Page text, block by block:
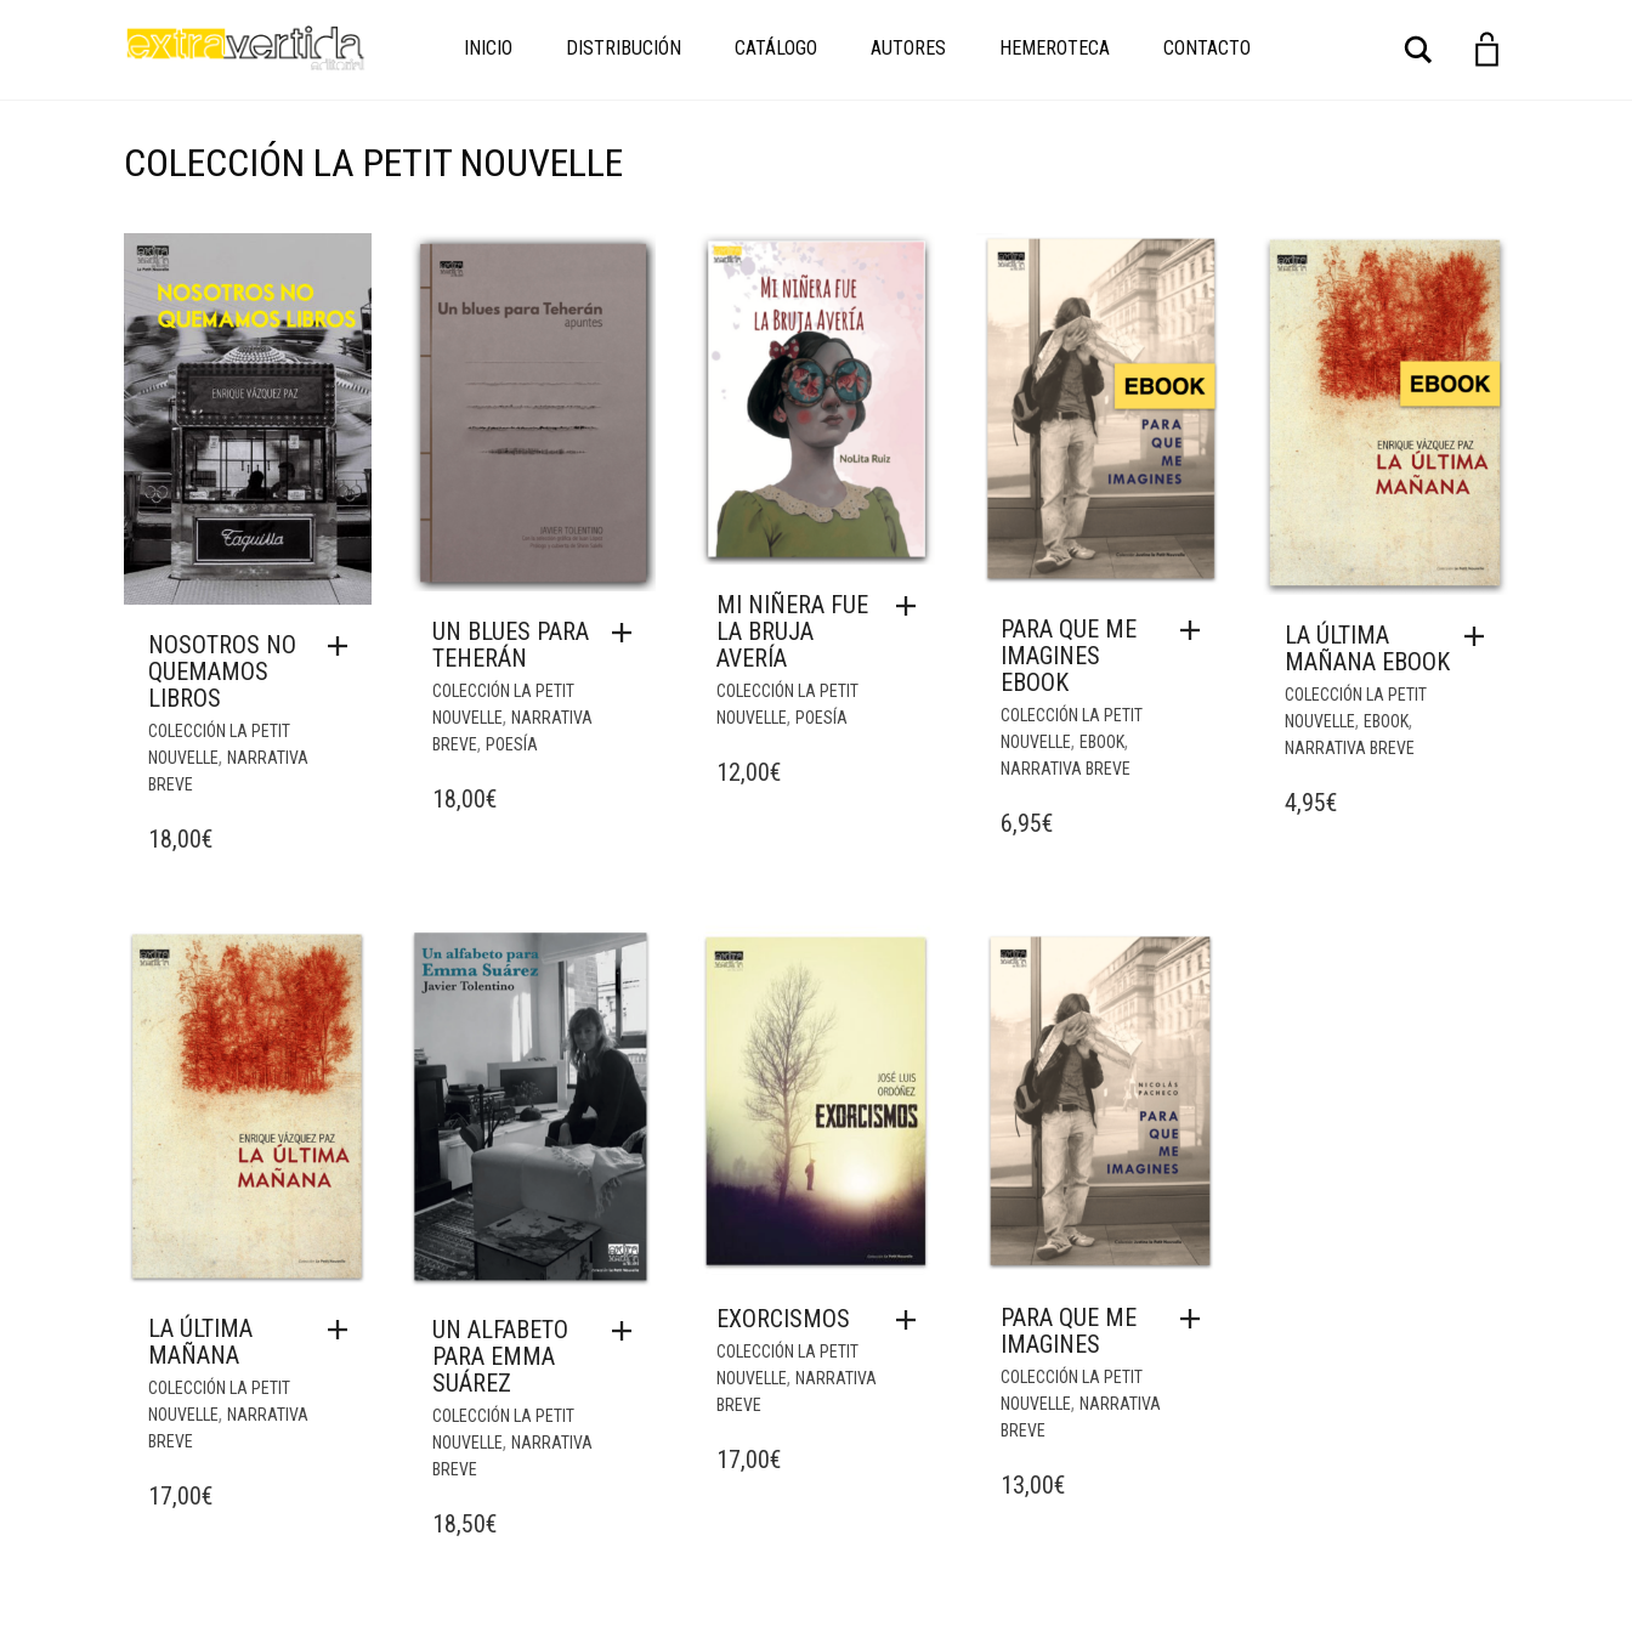
INICIO DISTRIBUCIÓN CATÁLOGO AUTORES HEMEROTECA CONTACTO Buscar
COLECCIÓN LA PETIT NOUVELLE
NOSOTROS NO
QUEMAMOS
LIBROS
COLECCIÓN LA PETIT
NOUVELLE, NARRATIVA
BREVE
18,00€
UN BLUES PARA
TEHERÁN
COLECCIÓN LA PETIT
NOUVELLE, NARRATIVA
BREVE, POESÍA
18,00€
MI NIÑERA FUE
LA BRUJA
AVERÍA
COLECCIÓN LA PETIT
NOUVELLE, POESÍA
12,00€
PARA QUE ME
IMAGINES
EBOOK
COLECCIÓN LA PETIT
NOUVELLE, EBOOK,
NARRATIVA BREVE
6,95€
LA ÚLTIMA
MAÑANA EBOOK
COLECCIÓN LA PETIT
NOUVELLE, EBOOK,
NARRATIVA BREVE
4,95€
LA ÚLTIMA
MAÑANA
COLECCIÓN LA PETIT
NOUVELLE, NARRATIVA
BREVE
17,00€
UN ALFABETO
PARA EMMA
SUÁREZ
COLECCIÓN LA PETIT
NOUVELLE, NARRATIVA
BREVE
18,50€
EXORCISMOS
COLECCIÓN LA PETIT
NOUVELLE, NARRATIVA
BREVE
17,00€
PARA QUE ME
IMAGINES
COLECCIÓN LA PETIT
NOUVELLE, NARRATIVA
BREVE
13,00€